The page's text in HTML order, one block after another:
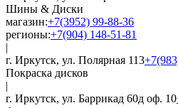
Шины & Диски
магазин:+7(3952) 99-88-36
регионы:+7(904) 148-51-81
|
г. Иркутск, ул. Полярная 113
Покраска дисков
|
г. Иркутск, ул. Баррикад 60д оф. 10